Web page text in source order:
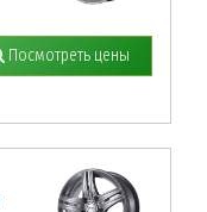
Посмотреть цены